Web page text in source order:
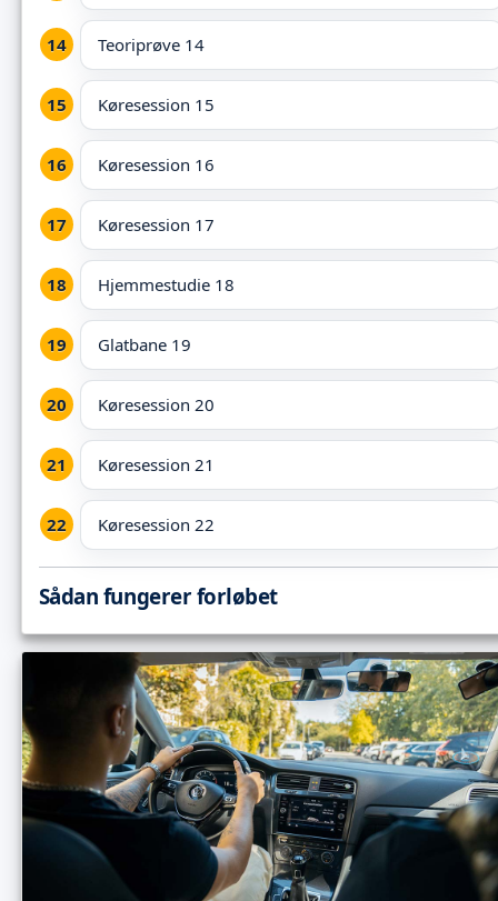
Teoriprøve 14
Køresession 15
Køresession 16
Køresession 17
Hjemmestudie 18
Glatbane 19
Køresession 20
Køresession 21
Køresession 22
Sådan fungerer forløbet